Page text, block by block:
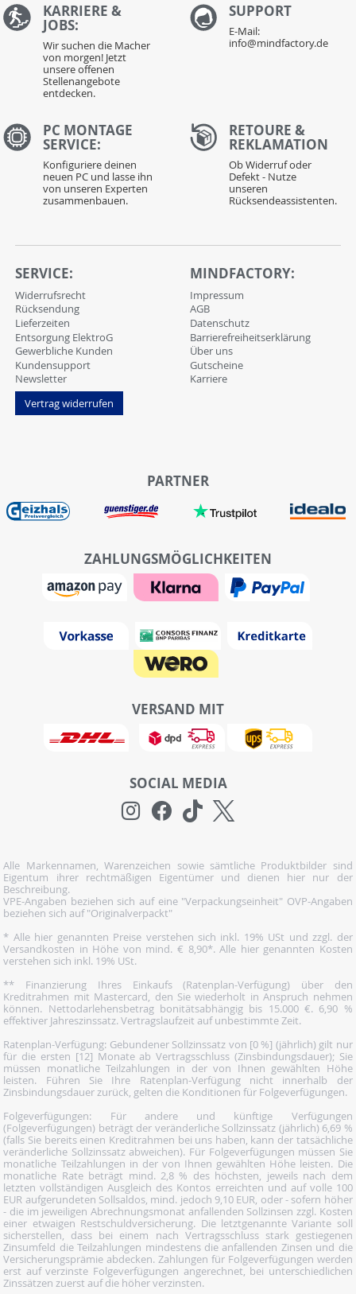
KARRIERE &
JOBS:
Wir suchen die Macher
von morgen! Jetzt
unsere offenen
Stellenangebote
entdecken.
SUPPORT
E-Mail:
info@mindfactory.de
PC MONTAGE
SERVICE:
Konfiguriere deinen
neuen PC und lasse ihn
von unseren Experten
zusammenbauen.
RETOURE &
REKLAMATION
Ob Widerruf oder
Defekt - Nutze
unseren
Rücksendeassistenten.
SERVICE:
Widerrufsrecht
Rücksendung
Lieferzeiten
Entsorgung ElektroG
Gewerbliche Kunden
Kundensupport
Newsletter
Vertrag widerrufen
MINDFACTORY:
Impressum
AGB
Datenschutz
Barrierefreiheitserklärung
Über uns
Gutscheine
Karriere
PARTNER
ZAHLUNGSMÖGLICHKEITEN
VERSAND MIT
SOCIAL MEDIA
Alle Markennamen, Warenzeichen sowie sämtliche Produktbilder sind
Eigentum ihrer rechtmäßigen Eigentümer und dienen hier nur der
Beschreibung.
VPE-Angaben beziehen sich auf eine "Verpackungseinheit" OVP-Angaben
beziehen sich auf "Originalverpackt"
* Alle hier genannten Preise verstehen sich inkl. 19% USt und zzgl. der
Versandkosten in Höhe von mind. € 8,90*. Alle hier genannten Kosten
verstehen sich inkl. 19% USt.
** Finanzierung Ihres Einkaufs (Ratenplan-Verfügung) über den
Kreditrahmen mit Mastercard, den Sie wiederholt in Anspruch nehmen
können. Nettodarlehensbetrag bonitätsabhängig bis 15.000 €. 6,90 %
effektiver Jahreszinssatz. Vertragslaufzeit auf unbestimmte Zeit.
Ratenplan-Verfügung: Gebundener Sollzinssatz von [0 %] (jährlich) gilt nur
für die ersten [12] Monate ab Vertragsschluss (Zinsbindungsdauer); Sie
müssen monatliche Teilzahlungen in der von Ihnen gewählten Höhe
leisten. Führen Sie Ihre Ratenplan-Verfügung nicht innerhalb der
Zinsbindungsdauer zurück, gelten die Konditionen für Folgeverfügungen.
Folgeverfügungen: Für andere und künftige Verfügungen
(Folgeverfügungen) beträgt der veränderliche Sollzinssatz (jährlich) 6,69 %
(falls Sie bereits einen Kreditrahmen bei uns haben, kann der tatsächliche
veränderliche Sollzinssatz abweichen). Für Folgeverfügungen müssen Sie
monatliche Teilzahlungen in der von Ihnen gewählten Höhe leisten. Die
monatliche Rate beträgt mind. 2,8 % des höchsten, jeweils nach dem
letzten vollständigen Ausgleich des Kontos erreichten und auf volle 100
EUR aufgerundeten Sollsaldos, mind. jedoch 9,10 EUR, oder - sofern höher
- die im jeweiligen Abrechnungsmonat anfallenden Sollzinsen zzgl. Kosten
einer etwaigen Restschuldversicherung. Die letztgenannte Variante soll
sicherstellen, dass bei einem nach Vertragsschluss stark gestiegenen
Zinsumfeld die Teilzahlungen mindestens die anfallenden Zinsen und die
Versicherungsprämie abdecken. Zahlungen für Folgeverfügungen werden
erst auf verzinste Folgeverfügungen angerechnet, bei unterschiedlichen
Zinssätzen zuerst auf die höher verzinsten.